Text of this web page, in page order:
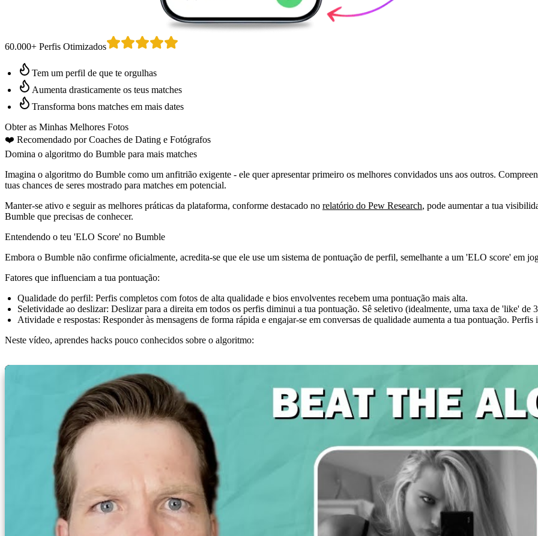
60.000+ Perfis Otimizados
Tem um perfil de que te orgulhas
Aumenta drasticamente os teus matches
Transforma bons matches em mais dates
Obter as Minhas Melhores Fotos
❤️ Recomendado por Coaches de Dating e Fotógrafos
Domina o algoritmo do Bumble para mais matches
Imagina o algoritmo do Bumble como um anfitrião exigente - ele quer apresentar primeiro os melhores convidados uns aos outros.
tuas chances de seres mostrado para matches em potencial.
Manter-se ativo e seguir as melhores práticas da plataforma, conforme destacado no relatório do Pew Research, pode aumentar a tua
Bumble que precisas de conhecer.
Entendendo o teu 'ELO Score' no Bumble
Embora o Bumble não confirme oficialmente, acredita-se que ele use um sistema de pontuação de perfil, semelhante a um 'ELO score' em
Fatores que influenciam a tua pontuação:
Qualidade do perfil: Perfis completos com fotos de alta qualidade e bios envolventes recebem uma pontuação mais alta.
Seletividade ao deslizar: Deslizar para a direita em todos os perfis diminui a tua pontuação. Sê seletivo (idealmente, uma taxa de 'like' de
Atividade e respostas: Responder às mensagens de forma rápida e engajar-se em conversas de qualidade aumenta a tua pontuação.
Neste vídeo, aprendes hacks pouco conhecidos sobre o algoritmo: